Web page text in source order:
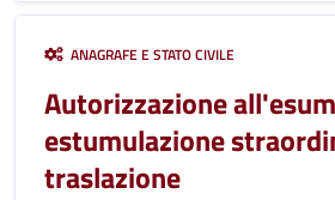
ANAGRAFE E STATO CIVILE
Autorizzazione
estumulazione
traslazione